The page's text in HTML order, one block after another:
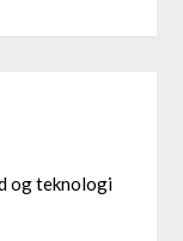
og teknologi